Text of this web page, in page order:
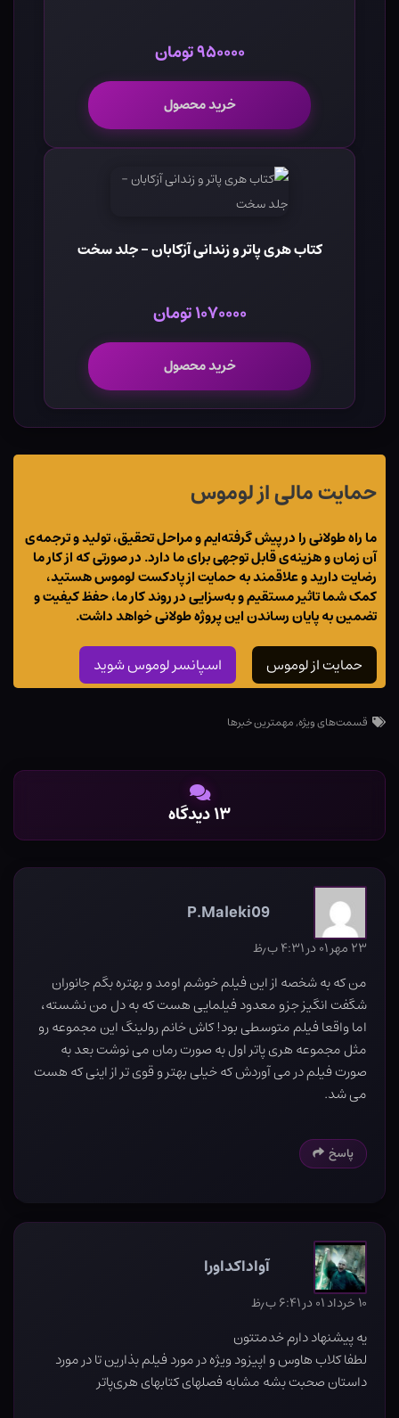
۹۵۰۰۰۰ تومان
خرید محصول
کتاب هری پاتر و زندانی آزکابان - جلد سخت
۱۰۷۰۰۰۰ تومان
خرید محصول
حمایت مالی از لوموس
ما راه طولانی را در پیش گرفته‌ایم و مراحل تحقیق، تولید و ترجمه‌ی
آن زمان و هزینه‌ی قابل توجهی برای ما دارد. در صورتی که از کار ما
رضایت دارید و علاقمند به حمایت از پادکست لوموس هستید،
کمک شما تاثیر مستقیم و به‌سزایی در روند کار ما، حفظ کیفیت و
تضمین به پایان رساندن این پروژه طولانی خواهد داشت.
حمایت از لوموس اسپانسر لوموس شوید
قسمت‌های ویژه,مهمترین خبرها
۱۳ دیدگاه
P.Maleki09
۲۳ مهر ۰۱ در ۴:۳۱ ب٫ظ
من که به شخصه از این فیلم خوشم اومد و بهتره بگم جانوران
شگفت انگیز جزو معدود فیلمایی هست که به دل من نشسته،
اما واقعا فیلم متوسطی بود! کاش خانم رولینگ این مجموعه رو
مثل مجموعه هری پاتر اول به صورت رمان می نوشت بعد به
صورت فیلم در می آوردش که خیلی بهتر و قوی تر از اینی که هست
می شد.
پاسخ
آواداکداورا
۱۰ خرداد ۰۱ در ۶:۴۱ ب٫ظ
یه پیشنهاد دارم خدمتتون
لطفا کلاب هاوس و اپیزود ویژه در مورد فیلم بذارین تا در مورد
داستان صحبت بشه مشابه فصلهای کتابهای هری‌پاتر